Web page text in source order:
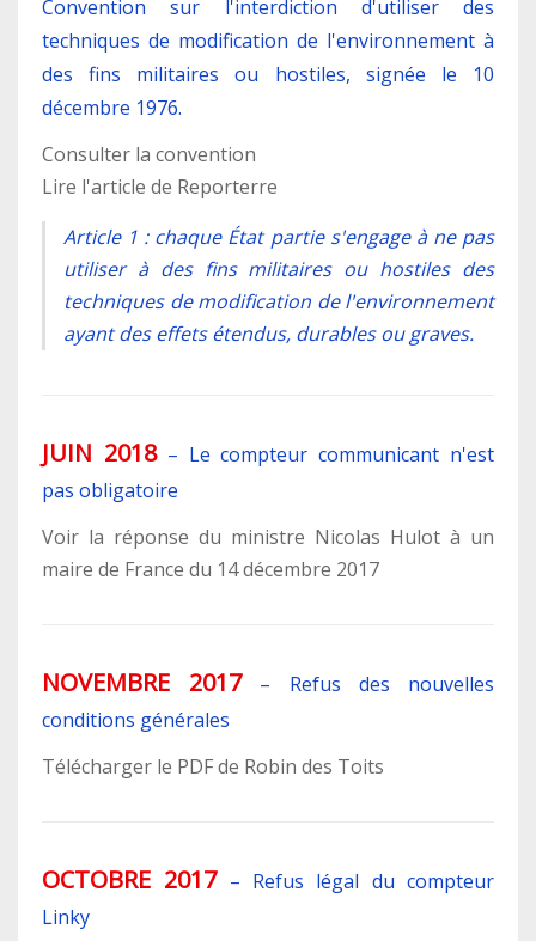
Convention sur l'interdiction d'utiliser des
techniques de modification de l'environnement à
des fins militaires ou hostiles, signée le 10
décembre 1976.
Consulter la convention
Lire l'article de Reporterre
Article 1 : chaque État partie s'engage à ne pas
utiliser à des fins militaires ou hostiles des
techniques de modification de l'environnement
ayant des effets étendus, durables ou graves.
JUIN 2018– Le compteur communicant n'est
pas obligatoire
Voir la réponse du ministre Nicolas Hulot à un
maire de France du 14 décembre 2017
NOVEMBRE 2017– Refus des nouvelles
conditions générales
Télécharger le PDF de Robin des Toits
OCTOBRE 2017– Refus légal du compteur
Linky